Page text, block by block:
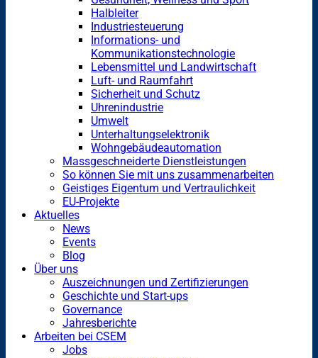
Halbleiter
Industriesteuerung
Informations- und
Kommunikationstechnologie
Lebensmittel und Landwirtschaft
Luft- und Raumfahrt
Sicherheit und Schutz
Uhrenindustrie
Umwelt
Unterhaltungselektronik
Wohngebäudeautomation
Massgeschneiderte Dienstleistungen
So können Sie mit uns zusammenarbeiten
Geistiges Eigentum und Vertraulichkeit
EU-Projekte
Aktuelles
News
Events
Blog
Über uns
Auszeichnungen und Zertifizierungen
Geschichte und Start-ups
Governance
Jahresberichte
Arbeiten bei CSEM
Jobs